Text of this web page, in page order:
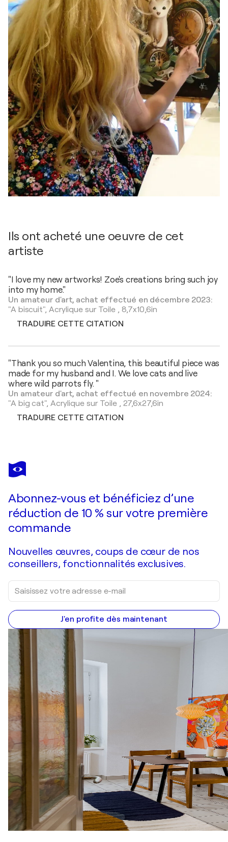
Ils ont acheté une oeuvre de cet
artiste
"I love my new artworks! Zoe's creations bring such joy
into my home."
Un amateur d'art, achat effectué en décembre 2023:
"A biscuit", Acrylique sur Toile, 8,7x10,6in
TRADUIRE CETTE CITATION
"Thank you so much Valentina, this beautiful piece was
made for my husband and I. We love cats and live
where wild parrots fly. "
Un amateur d'art, achat effectué en novembre 2024:
"A big cat", Acrylique sur Toile, 27,6x27,6in
TRADUIRE CETTE CITATION
Abonnez-vous et bénéficiez d’une
réduction de 10 % sur votre première
commande
Nouvelles œuvres, coups de cœur de nos
conseillers, fonctionnalités exclusives.
J'en profite dès maintenant